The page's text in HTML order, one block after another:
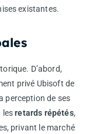
existantes.
D’abord,
privé Ubisoft de
perception de ses
lesretards répétés,
privant le marché